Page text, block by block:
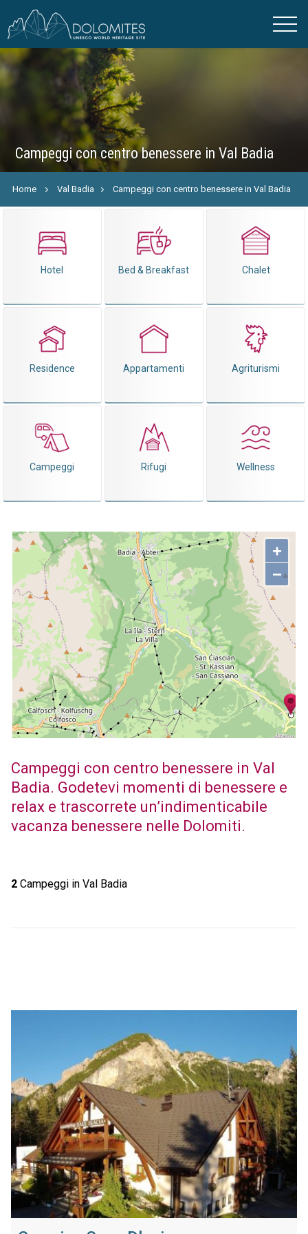
Campeggi con centro benessere in Val Badia
Home Val Badia Campeggi con centro benessere in Val Badia
Hotel Bed & Breakfast Chalet
Residence Appartamenti Agriturismi
Campeggi Rifugi Wellness
+
−
Campeggi con centro benessere in Val
Badia. Godetevi momenti di benessere e
relax e trascorrete un’indimenticabile
vacanza benessere nelle Dolomiti.
2Campeggi in Val Badia